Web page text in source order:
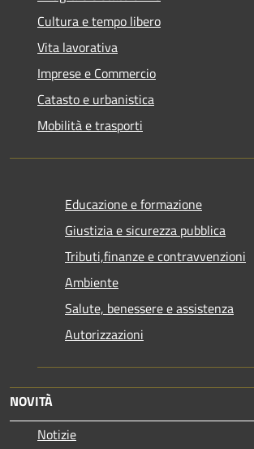
Cultura e tempo libero
Vita lavorativa
Imprese e Commercio
Catasto e urbanistica
Mobilità e trasporti
Educazione e formazione
Giustizia e sicurezza pubblica
Tributi,finanze e contravvenzioni
Ambiente
Salute, benessere e assistenza
Autorizzazioni
NOVITÀ
Notizie